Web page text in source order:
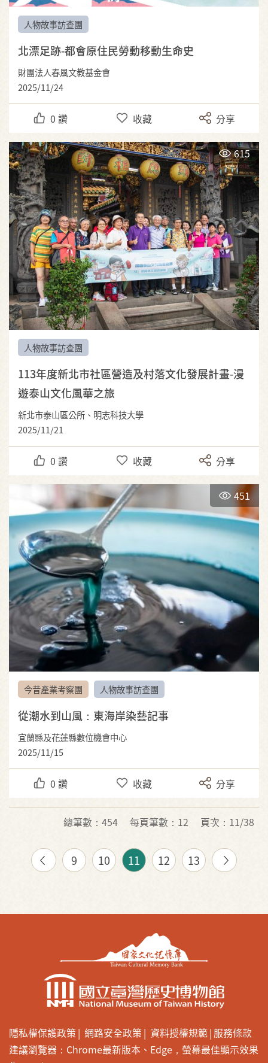
人物故事訪查團
北漂足跡-都會原住民勞動移動生命史
財團法人春風文教基金會
2025/11/24
0 讚 收藏 分享
615
人物故事訪查團
113年度新北市社區營造及村落文化發展計畫-漫
遊泰山文化風華之旅
新北市泰山區公所、明志科技大學
2025/11/21
0 讚 收藏 分享
451
今昔產業考察團 人物故事訪查團
從潮水到山風：東海岸染藝記事
宜蘭縣及花蓮縣數位機會中心
2025/11/15
0 讚 收藏 分享
總筆數：454 每頁筆數：12 頁次：11/38
9 10 11 12 13
隱私權保護政策 網路安全政策 資料授權規範 服務條款
建議瀏覽器：Chrome最新版本、Edge，螢幕最佳顯示效果